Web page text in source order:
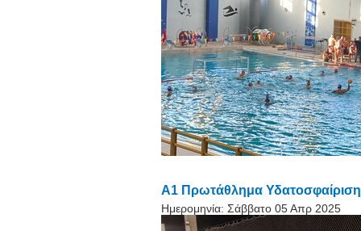
Α1 Πρωτάθλημα
Ημερομηνία: Σάββατο 05 Απρ 2025